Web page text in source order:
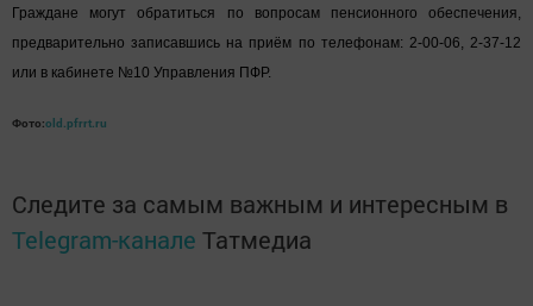
Граждане могут обратиться по вопросам пенсионного обеспечения,
предварительно записавшись на приём по телефонам: 2-00-06, 2-37-12
или в кабинете №10 Управления ПФР.
Фото:old.pfrrt.ru
Следите за самым важным и интересным в
Telegram-канале Татмедиа